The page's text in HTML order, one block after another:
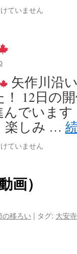
ていません
矢作川沿
12日の
でいます
楽しみ …
ていません
画）
の移ろい | タグ: 大安寺